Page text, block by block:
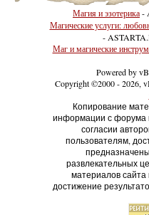
Магия и эзотерика-
Магические услуги:
-
Маг и магические
Powered by
Copyright ©2000 - 2026,
Копирование
информации с форума
согласии
пользователям,
развлекательных
материалов сайта
достижение